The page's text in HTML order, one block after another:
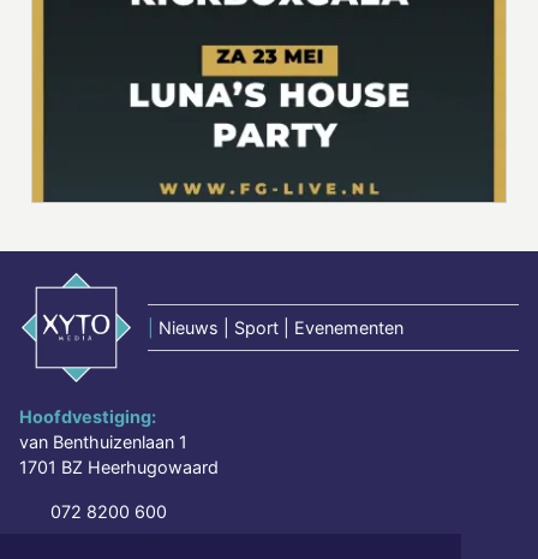
Nieuws | Sport | Evenementen
Hoofdvestiging:
van Benthuizenlaan 1
1701 BZ Heerhugowaard
072 8200 600